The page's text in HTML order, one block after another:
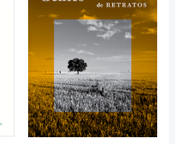
16,00 €. 14,40 €.